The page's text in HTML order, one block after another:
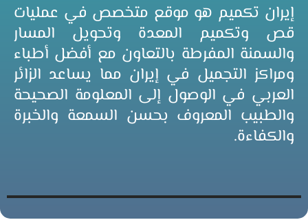
إيران تكميم هو موقع متخصص في عمليات
قص وتكميم المعدة وتحويل المسار
والسمنة المفرطة بالتعاون مع أفضل أطباء
ومراكز التجميل في إيران مما يساعد الزائر
العربي في الوصول إلى المعلومة الصحيحة
والطبيب المعروف بحسن السمعة والخبرة
والكفاءة.